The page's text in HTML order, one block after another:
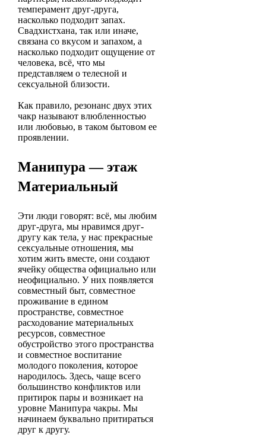
темперамент друг-друга,
насколько подходит запах.
Свадхистхана, так или иначе,
связана со вкусом и запахом, а
насколько подходит ощущение от
человека, всё, что мы
представляем о телесной и
сексуальной близости.
Как правило, резонанс двух этих
чакр называют влюбленностью
или любовью, в таком бытовом ее
проявлении.
Манипура — этаж
Материальный
Эти люди говорят: всё, мы любим
друг-друга, мы нравимся друг-
другу как тела, у нас прекрасные
сексуальные отношения, мы
хотим жить вместе, они создают
ячейку общества официально или
неофициально. У них появляется
совместный быт, совместное
проживание в едином
пространстве, совместное
расходование материальных
ресурсов, совместное
обустройство этого пространства
и совместное воспитание
молодого поколения, которое
народилось. Здесь, чаще всего
большинство конфликтов или
притирок пары и возникает на
уровне Манипура чакры. Мы
начинаем буквально притираться
друг к другу.